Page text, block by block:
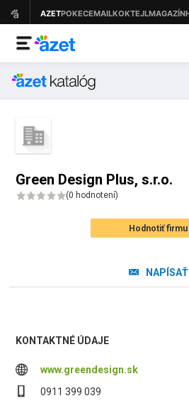
Green Design Plus, s.r.o.
(0 hodnotení)
Hodnotiť firmu
NAPÍSAŤ
KONTAKTNÉ ÚDAJE
www.greendesign.sk
0911 399 039